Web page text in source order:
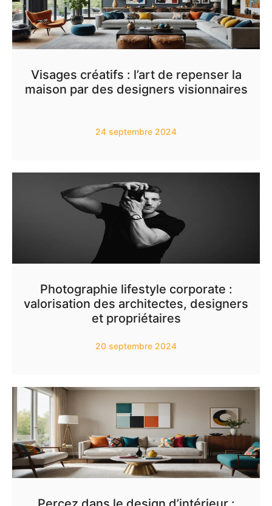
Visages créatifs : l’art de repenser la
maison par des designers visionnaires
24 septembre 2024
Photographie lifestyle corporate :
valorisation des architectes, designers
et propriétaires
20 septembre 2024